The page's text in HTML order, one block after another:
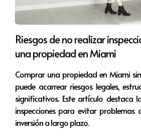
atractivas de su propiedad.
Descripciones Atractivas
Las descripciones deben ser claras,
todo, persuasivas. Incluya detalles
la propiedad, como su cercanía a
público y zonas comerciales.
clave para conectar
objetivo.
Riesgos de no realizar
una propiedad en Miami
Comprar una propiedad en Miami
puede acarrear riesgos legales,
significativos. Este artículo destaca
inspecciones para evitar
inversión a largo plazo.